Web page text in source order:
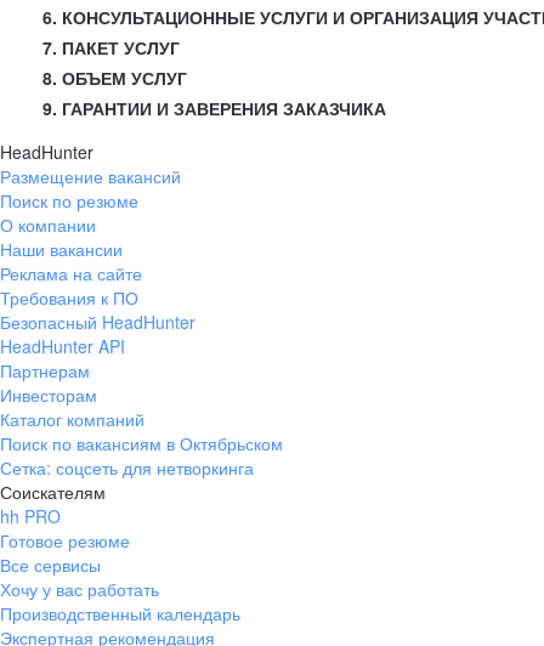
6. КОНСУЛЬТАЦИОННЫЕ УСЛУГИ И ОРГАНИЗАЦИЯ
7. ПАКЕТ УСЛУГ
8. ОБЪЕМ УСЛУГ
9. ГАРАНТИИ И ЗАВЕРЕНИЯ ЗАКАЗЧИКА
HeadHunter
Размещение вакансий
Поиск по резюме
О компании
Наши вакансии
Реклама на сайте
Требования к ПО
Безопасный HeadHunter
HeadHunter API
Партнерам
Инвесторам
Каталог компаний
Поиск по вакансиям в Октябрьском
Сетка: соцсеть для нетворкинга
Соискателям
hh PRO
Готовое резюме
Все сервисы
Хочу у вас работать
Производственный календарь
Экспертная рекомендация